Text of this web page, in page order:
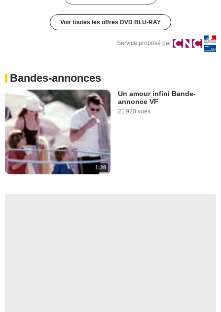
Voir toutes les offres DVD BLU-RAY
Service proposé par
Bandes-annonces
1:28
Un amour infini Bande-
annonce VF
21 920 vues